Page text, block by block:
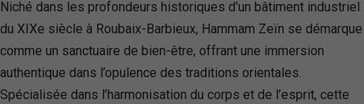
Niché dans les profondeurs historiques d’un bâtiment industriel
du XIXe siècle à Roubaix-Barbieux, Hammam Zeïn se démarque
comme un sanctuaire de bien-être, offrant une immersion
authentique dans l’opulence des traditions orientales.
Spécialisée dans l’harmonisation du corps et de l’esprit, cette